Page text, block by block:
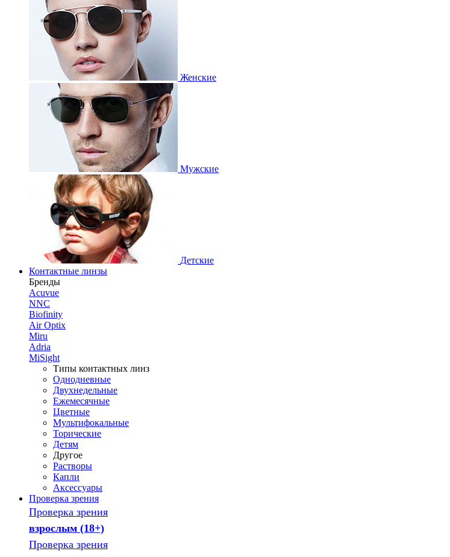
Женские
Мужские
Детские
Контактные линзы
Бренды
Acuvue
NNC
Biofinity
Air Optix
Miru
Adria
MiSight
Типы контактных линз
Однодневные
Двухнедельные
Ежемесячные
Цветные
Мультифокальные
Торические
Детям
Другое
Растворы
Капли
Аксессуары
Проверка зрения
Проверка зрения
взрослым (18+)
Проверка зрения